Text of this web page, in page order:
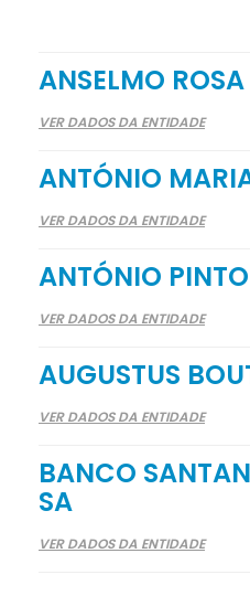
ANSELMO
VER DADOS DA ENTIDADE
ANTÓNIO
VER DADOS DA ENTIDADE
ANTÓNIO
VER DADOS DA ENTIDADE
AUGUSTUS
VER DADOS DA ENTIDADE
BANCO
SA
VER DADOS DA ENTIDADE